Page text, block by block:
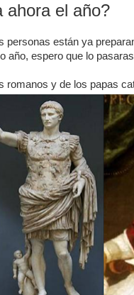
ahora el año?
personas están ya
año, espero que lo
romanos y de los papas